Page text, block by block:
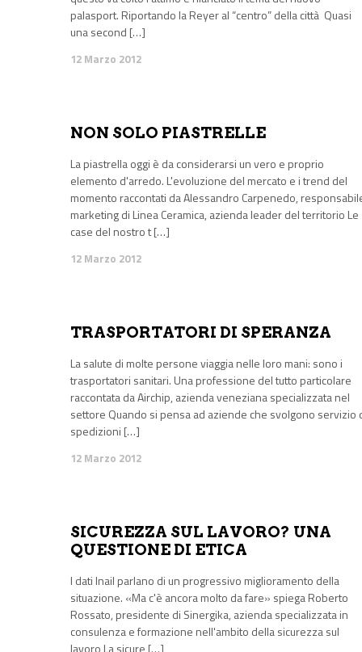
palasport. Riportando la Reyer al “centro” della città Quasi
una second […]
12 Marzo 2012
NON SOLO PIASTRELLE
La piastrella oggi è da considerarsi un vero e proprio
elemento d'arredo. L'evoluzione del mercato e i trend del
momento raccontati da Alessandro Carpenedo,
marketing di Linea Ceramica, azienda leader del territorio Le
case del nostro t […]
12 Marzo 2012
TRASPORTATORI DI SPERANZA
La salute di molte persone viaggia nelle loro mani: sono i
trasportatori sanitari. Una professione del tutto particolare
raccontata da Airchip, azienda veneziana specializzata nel
settore Quando si pensa ad aziende che svolgono servizio
spedizioni […]
12 Marzo 2012
SICUREZZA SUL LAVORO? UNA
QUESTIONE DI ETICA
I dati Inail parlano di un progressivo miglioramento della
situazione. «Ma c'è ancora molto da fare» spiega Roberto
Rossato, presidente di Sinergika, azienda specializzata in
consulenza e formazione nell'ambito della sicurezza sul
lavoro La sicure […]